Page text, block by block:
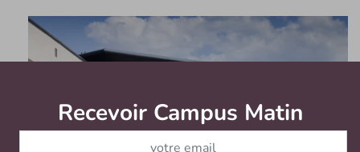
Recevoir Campus Matin